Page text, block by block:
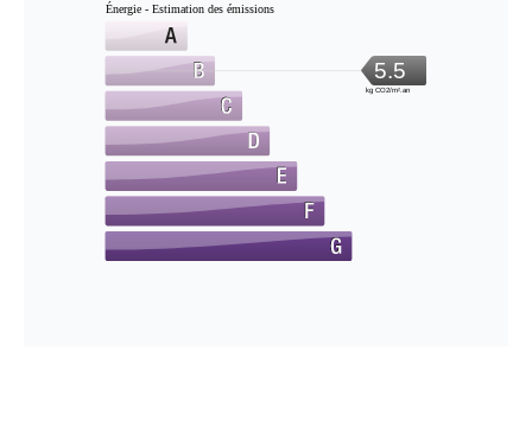
Énergie - Estimation des émissions
5.5
kg CO2/m².an